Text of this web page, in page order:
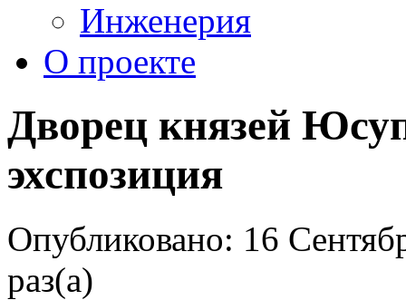
Инженерия
О проекте
Дворец князей
эхспозиция
Опубликовано: 16
раз(а)